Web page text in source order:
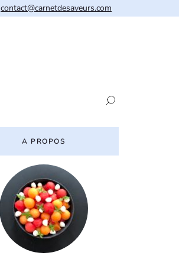
contact@carnetdesaveurs.com
A PROPOS